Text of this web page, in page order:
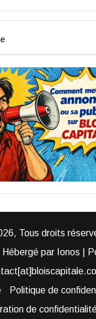
Tous droits
par Ionos |
Politique de
de